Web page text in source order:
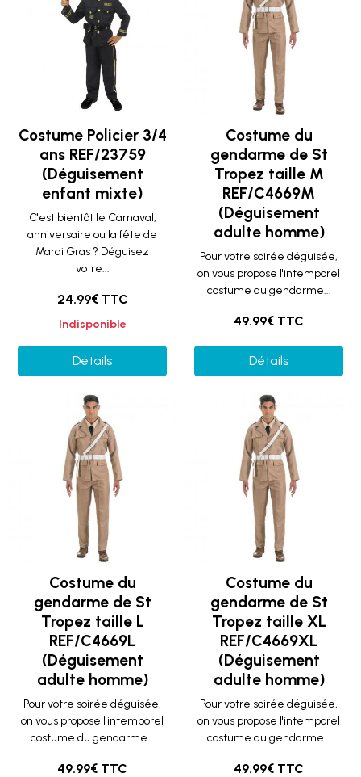
Costume Policier 3/4
ans REF/23759
(Déguisement
enfant mixte)
C'est bientôt le Carnaval,
anniversaire ou la fête de
Mardi Gras ? Déguisez
votre...
24.99€ TTC
Indisponible
Détails
Costume du
gendarme de St
Tropez taille M
REF/C4669M
(Déguisement
adulte homme)
Pour votre soirée déguisée,
on vous propose l'intemporel
costume du gendarme...
49.99€ TTC
Détails
Costume du
gendarme de St
Tropez taille L
REF/C4669L
(Déguisement
adulte homme)
Pour votre soirée déguisée,
on vous propose l'intemporel
costume du gendarme...
49.99€ TTC
Costume du
gendarme de St
Tropez taille XL
REF/C4669XL
(Déguisement
adulte homme)
Pour votre soirée déguisée,
on vous propose l'intemporel
costume du gendarme...
49.99€ TTC